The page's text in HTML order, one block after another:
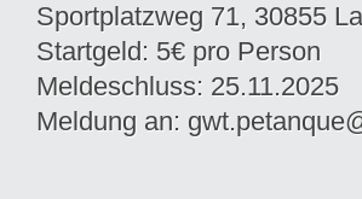
Sportplatzweg 71, 30855
Startgeld: 5€ pro Person
Meldeschluss: 25.11.2025
Meldung an: